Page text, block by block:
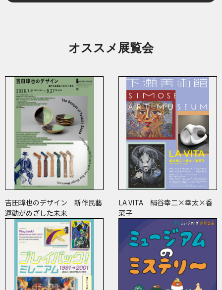
オススメ展覧会
吉田璋也のデザイン 新作民藝
運動がめざした未来
LA VITA 絹谷幸二×幸太×香
菜子